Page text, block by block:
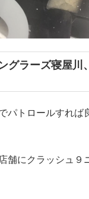
グラーズ寝屋川
パトロールすれば
舗にクラッシュ９